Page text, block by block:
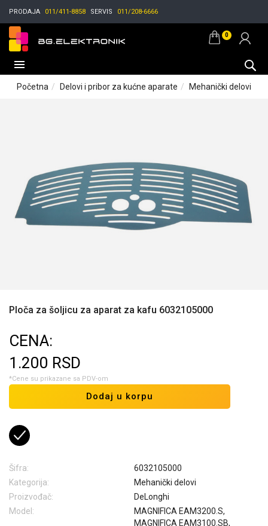
PRODAJA 011/411-8858 SERVIS 011/208-6666
0
Početna Delovi i pribor za kućne aparate Mehanički delovi
Ploča za šoljicu za aparat za kafu 6032105000
CENA:
1.200 RSD
*Cene su prikazane sa PDV-om
Dodaj u korpu
Šifra:
6032105000
Kategorija:
Mehanički delovi
Proizvođač:
DeLonghi
Model:
MAGNIFICA EAM3200.S,
MAGNIFICA EAM3100.SB,